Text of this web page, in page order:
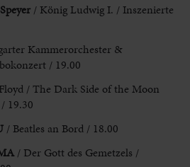
/ König Ludwig I. / Inszenierte
Kammerorchester &
/ 19.00
/ The Dark Side of the Moon
19.30
/ Beatles an Bord / 18.00
/ Der Gott des Gemetzels /